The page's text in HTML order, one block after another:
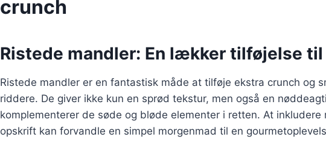
crunch
Ristede mandler: En lækker tilføjelse
Ristede mandler er en fantastisk måde at tilføje ekstra crunch og
riddere. De giver ikke kun en sprød tekstur, men også en
komplementerer de søde og bløde elementer i retten. At inkludere
opskrift kan forvandle en simpel morgenmad til en